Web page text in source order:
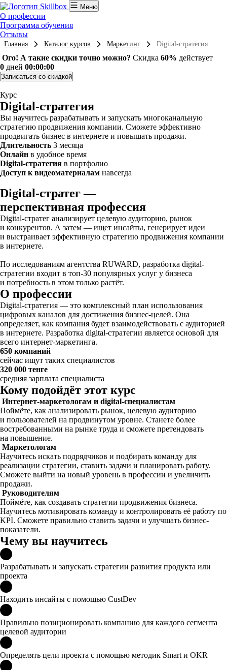
Меню
О профессии
Программа обучения
Отзывы
Главная Каталог курсов Маркетинг Digital-стратегия
Ого! А такие скидки точно можно? Скидка 60% действует
0 дней 00:00:00
Записаться со скидкой
Курс
Digital-стратегия
Вы научитесь разрабатывать и запускать многоканальную
стратегию продвижения компании. Сможете эффективно
продвигать бизнес в интернете и повышать продажи.
Длительность 3 месяца
Онлайн в удобное время
Digital-стратегия в портфолио
Доступ к видеоматериалам навсегда
Digital-стратег —
перспективная профессия
Digital-стратег анализирует целевую аудиторию, рынок
и конкурентов. А затем — ищет инсайты, генерирует идеи
и выстраивает эффективную стратегию продвижения компании
в интернете.
По исследованиям агентства RUWARD, разработка digital-
стратегии входит в топ-30 популярных услуг у бизнеса
и потребность в этом только растёт.
О профессии
Digital-стратегия — это комплексный план использования
цифровых каналов для достижения бизнес-целей. Она
определяет, как компания будет взаимодействовать с аудиторией
в интернете. Разработка digital-стратегии является основой для
всего интернет-маркетинга.
650 компаний
сейчас ищут таких специалистов
320 000 тенге
средняя зарплата специалиста
Кому подойдёт этот курс
Интернет-маркетологам и digital-специалистам
Поймёте, как анализировать рынок, целевую аудиторию
и пользователей на продвинутом уровне. Станете более
востребованными на рынке труда и сможете претендовать
на повышение.
Маркетологам
Научитесь искать подрядчиков и подбирать команду для
реализации стратегии, ставить задачи и планировать работу.
Сможете выйти на новый уровень в профессии и увеличить
продажи.
Руководителям
Поймёте, как создавать стратегии продвижения бизнеса.
Научитесь мотивировать команду и контролировать её работу по
KPI. Сможете правильно ставить задачи и улучшать бизнес-
показатели.
Чему вы научитесь
Разрабатывать и запускать стратегии развития продукта или
проекта
Находить инсайты с помощью CustDev
Правильно позиционировать компанию для каждого сегмента
целевой аудитории
Определять цели проекта с помощью методик Smart и OKR